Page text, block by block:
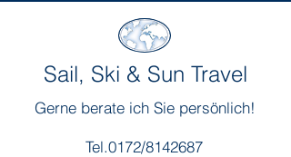
Sail, Ski & Sun Travel
Gerne berate ich Sie persönlich!
Tel.0172/8142687